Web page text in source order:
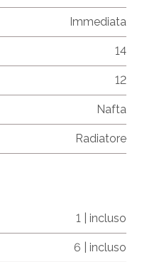
Immediata
14
12
Nafta
Radiatore
1 | incluso
6 | incluso